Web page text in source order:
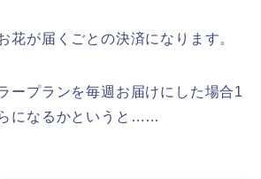
花が届くごとの決済になります。
ープランを毎週お届けにした場合1
になるかというと……